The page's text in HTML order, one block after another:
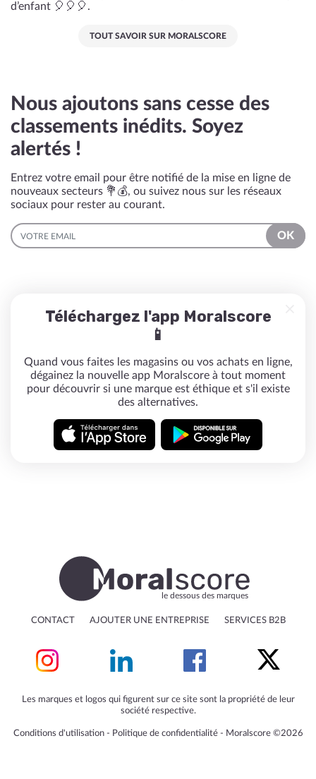
d’enfant 🎈🎈🎈.
TOUT SAVOIR SUR MORALSCORE
Nous ajoutons sans cesse des
classements inédits. Soyez
alertés !
Entrez votre email pour être notifié de la mise en ligne de
nouveaux secteurs 💐💰, ou suivez nous sur les réseaux
sociaux pour rester au courant.
EMAIL
OK
Téléchargez l'app Moralscore
📱
Quand vous faites les magasins ou vos achats en ligne,
dégainez la nouvelle app Moralscore à tout moment
pour découvrir si une marque est éthique et s'il existe
des alternatives.
le dessous des marques
CONTACT AJOUTER UNE ENTREPRISE SERVICES B2B
Les marques et logos qui figurent sur ce site sont la propriété de leur
société respective.
Conditions d'utilisation‐ Politique de confidentialité‐ Moralscore ©2026